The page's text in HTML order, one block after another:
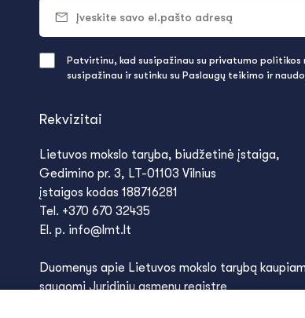
Rekvizitai
Lietuvos mokslo taryba, biudžetinė įstaiga,
Gedimino pr. 3, LT-01103 Vilnius
įstaigos kodas 188716281
Tel. +370 670 32435
El. p. info@lmt.lt
Duomenys apie Lietuvos mokslo tarybą
saugomi Juridinių asmenų registre
Patvirtinu, kad susipažinau su privatumo
susipažinau ir sutinku su Paslaugų teikimo ir